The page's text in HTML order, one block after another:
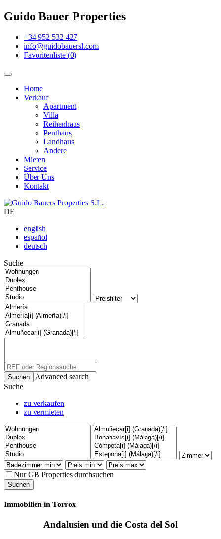
Guido Bauer Properties
+34 952 532 427
info@guidobauersl.com
Favoritenliste (0)
Home
Verkauf
Apartment
Villa
Reihenhaus
Penthaus
Landhaus
Andere
Mieten
Service
Über Uns
Kontakt
DE
english
español
deutsch
Suche
Advanced search
Suche
zu verkaufen
zu vermieten
Nur GB Properties durchsuchen
Immobilien in Torrox
Andalusien und die Costa del Sol